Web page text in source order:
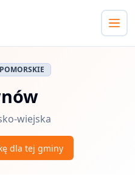
wiejska
dla tej gminy